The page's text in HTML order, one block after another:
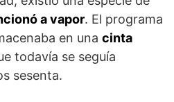
a vapor. El programa
en una cinta
todavía se seguía
sesenta.